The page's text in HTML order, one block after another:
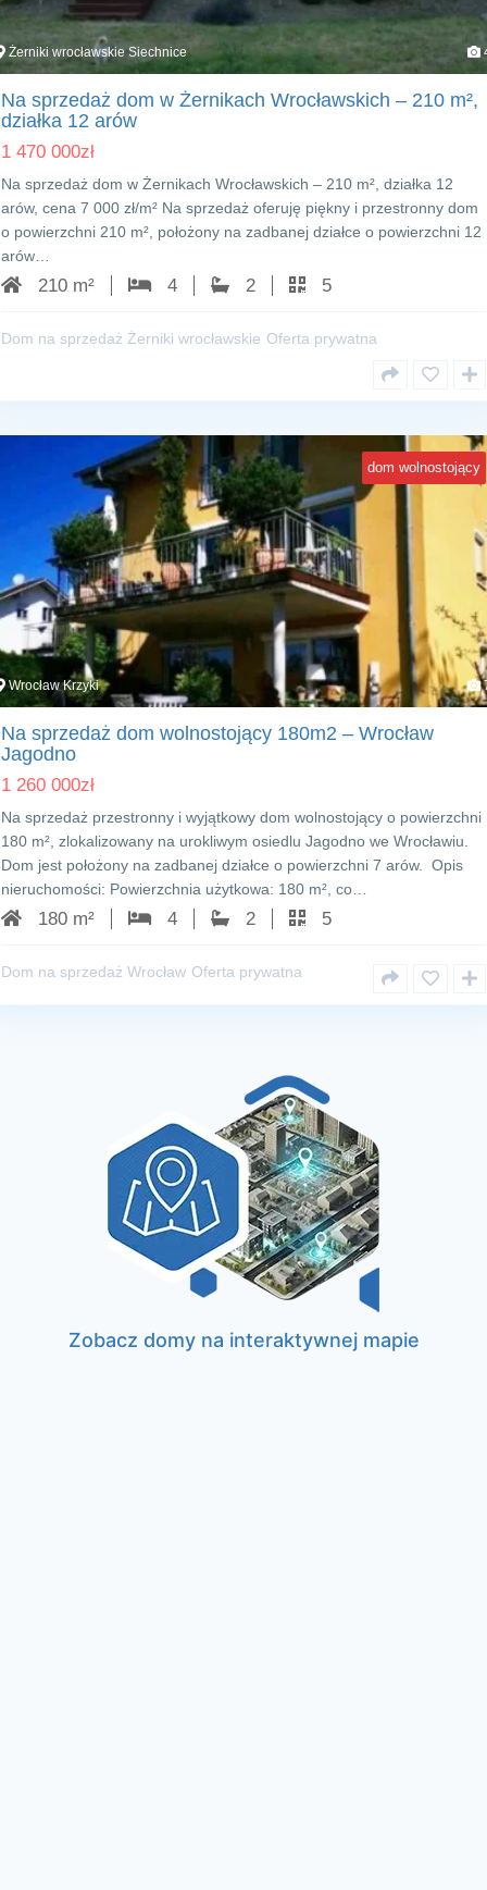
Żerniki wrocławskie Siechnice
Na sprzedaż dom w Żernikach Wrocławskich – 210 m²,
działka 12 arów
1 470 000zł
Na sprzedaż dom w Żernikach Wrocławskich – 210 m², działka 12
arów, cena 7 000 zł/m² Na sprzedaż oferuję piękny i przestronny dom
o powierzchni 210 m², położony na zadbanej działce o powierzchni 12
arów…
210 m² 4 2 5
Dom na sprzedaż Żerniki wrocławskie Oferta prywatna
dom wolnostojący
Wrocław Krzyki
Na sprzedaż dom wolnostojący 180m2 – Wrocław
Jagodno
1 260 000zł
Na sprzedaż przestronny i wyjątkowy dom wolnostojący o powierzchni
180 m², zlokalizowany na urokliwym osiedlu Jagodno we Wrocławiu.
Dom jest położony na zadbanej działce o powierzchni 7 arów. Opis
nieruchomości: Powierzchnia użytkowa: 180 m², co…
180 m² 4 2 5
Dom na sprzedaż Wrocław Oferta prywatna
Zobacz domy na interaktywnej mapie